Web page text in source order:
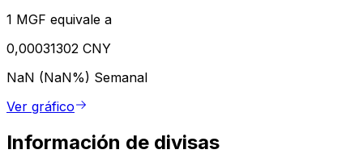
1 MGF equivale a
0,00031302 CNY
NaN (NaN%) Semanal
Ver gráfico
Información de divisas